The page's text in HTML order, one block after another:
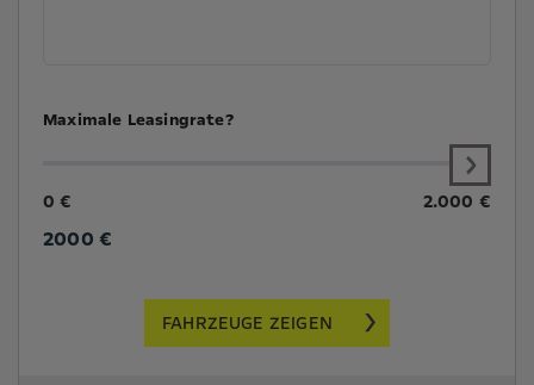
Maximale Leasingrate?
0 € 2.000 €
2000 €
FAHRZEUGE ZEIGEN